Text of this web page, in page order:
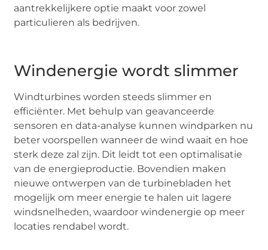
aantrekkelijkere optie maakt voor zowel
particulieren als bedrijven.
Windenergie wordt slimmer
Windturbines worden steeds slimmer en
efficiënter. Met behulp van geavanceerde
sensoren en data-analyse kunnen windparken nu
beter voorspellen wanneer de wind waait en hoe
sterk deze zal zijn. Dit leidt tot een optimalisatie
van de energieproductie. Bovendien maken
nieuwe ontwerpen van de turbinebladen het
mogelijk om meer energie te halen uit lagere
windsnelheden, waardoor windenergie op meer
locaties rendabel wordt.